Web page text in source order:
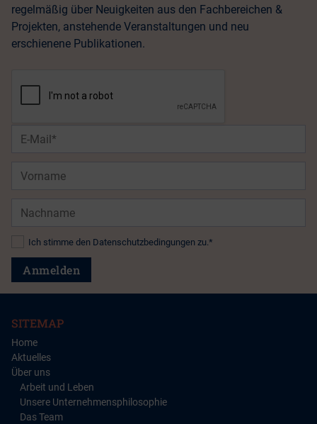
regelmäßig über Neuigkeiten aus den Fachbereichen &
Projekten, anstehende Veranstaltungen und neu
erschienene Publikationen.
E-
Vorname
Nachname
Datenschutz*
Ich stimme den Datenschutzbedingungen zu.*
Anmelden
SITEMAP
Home
Aktuelles
Über uns
Arbeit und Leben
Unsere Unternehmensphilosophie
Das Team